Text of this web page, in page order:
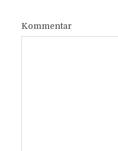
Kommentar